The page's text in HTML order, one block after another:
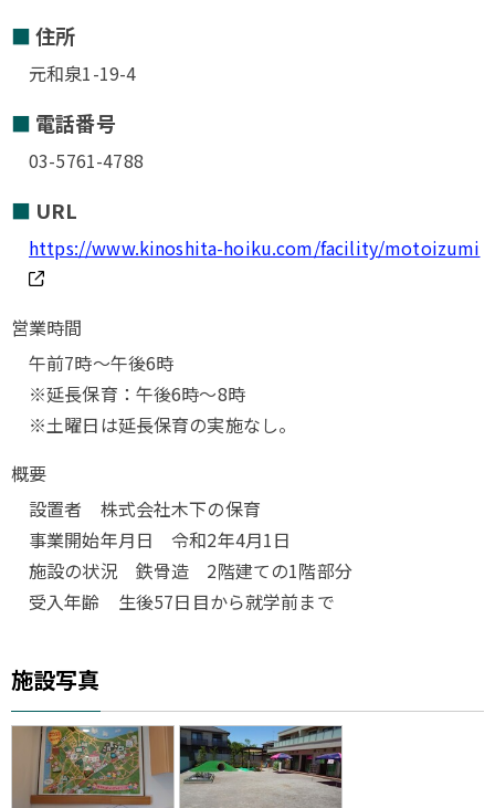
住所
元和泉1-19-4
電話番号
03-5761-4788
URL
https://www.kinoshita-hoiku.com/facility/motoizumi
営業時間
午前7時～午後6時
※延長保育：午後6時～8時
※土曜日は延長保育の実施なし。
概要
設置者 株式会社木下の保育
事業開始年月日 令和2年4月1日
施設の状況 鉄骨造 2階建ての1階部分
受入年齢 生後57日目から就学前まで
施設写真